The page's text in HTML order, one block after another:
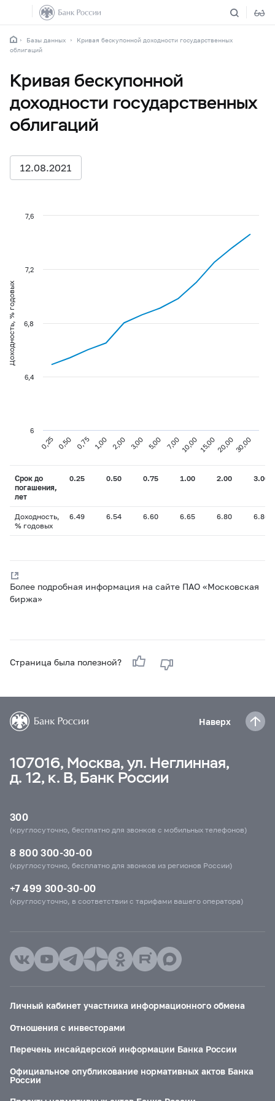
Базы данных
Кривая бескупонной доходности государственных
облигаций
Кривая бескупонной
доходности государственных
облигаций
12.08.2021
Доходность, % годовых
0,25 0,50 0,75 1,00 2,00 3,00 5,00 7,00 10,00 15,0020,0030,00
6
6,4
6,8
7,2
7,6
Срок до
погашения,
лет
0.25 0.50 0.75 1.00 2.00 3.00
Доходность,
% годовых
6.49 6.54 6.60 6.65 6.80 6.86
Более подробная информация на сайте ПАО «Московская
биржа»
Страница была полезной?
Наверх
107016, Москва, ул. Неглинная,
д. 12, к. В, Банк России
300
(круглосуточно, бесплатно для звонков с мобильных телефонов)
8 800 300-30-00
(круглосуточно, бесплатно для звонков из регионов России)
+7 499 300-30-00
(круглосуточно, в соответствии с тарифами вашего оператора)
Личный кабинет участника информационного обмена
Отношения с инвесторами
Перечень инсайдерской информации Банка России
Официальное опубликование нормативных актов Банка
России